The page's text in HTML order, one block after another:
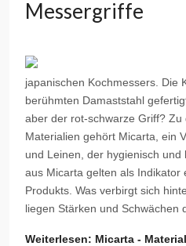
Messergriffe
japanischen Kochmessers. Die
berühmten Damaststahl
aber der rot-schwarze Griff?
Materialien gehört Micarta, ein
und Leinen, der hygienisch
aus Micarta gelten als Indikator
Produkts. Was verbirgt sich
liegen Stärken und Schwächen
Weiterlesen: Micarta -